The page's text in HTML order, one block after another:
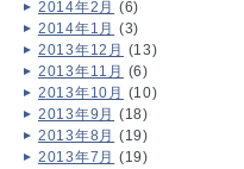
2014年2月 (6)
2014年1月 (3)
2013年12月 (13)
2013年11月 (6)
2013年10月 (10)
2013年9月 (18)
2013年8月 (19)
2013年7月 (19)